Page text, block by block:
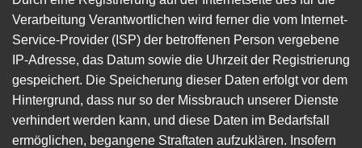
Verarbeitung Verantwortlichen wird ferner die vom Internet-
Service-Provider (ISP) der betroffenen Person vergebene
IP-Adresse, das Datum sowie die Uhrzeit der Registrierung
gespeichert. Die Speicherung dieser Daten erfolgt vor dem
Hintergrund, dass nur so der Missbrauch unserer Dienste
verhindert werden kann, und diese Daten im Bedarfsfall
ermöglichen, begangene Straftaten aufzuklären. Insofern